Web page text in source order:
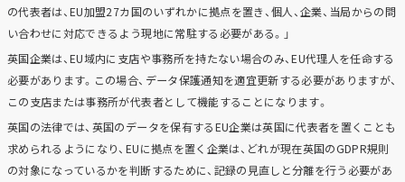
の代表者は、EU加盟27カ国のいずれかに拠点を置き、個人、企業、当局からの問
い合わせに対応できるよう現地に常駐する必要がある。」
英国企業は、EU域内に支店や事務所を持たない場合のみ、EU代理人を任命する
必要があります。この場合、データ保護通知を適宜更新する必要がありますが、
この支店または事務所が代表者として機能することになります。
英国の法律では、英国のデータを保有するEU企業は英国に代表者を置くことも
求められるようになり、EUに拠点を置く企業は、どれが現在英国のGDPR規則
の対象になっているかを判断するために、記録の見直しと分離を行う必要があ